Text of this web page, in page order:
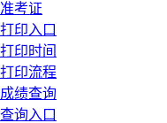
准考证
打印入口
打印时间
打印流程
成绩查询
查询入口